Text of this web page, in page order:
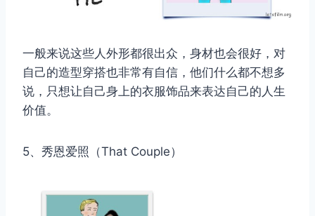
一般来说这些人外形都很出众，身材也会很好，对
自己的造型穿搭也非常有自信，他们什么都不想多
说，只想让自己身上的衣服饰品来表达自己的人生
价值。
5、秀恩爱照（That Couple）